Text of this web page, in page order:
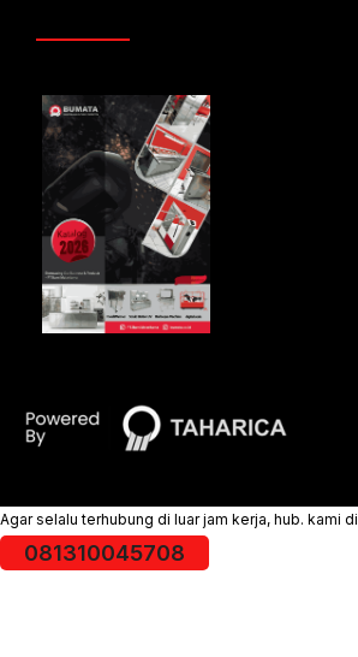
Agar selalu terhubung di luar jam kerja, hub. kami di
081310045708